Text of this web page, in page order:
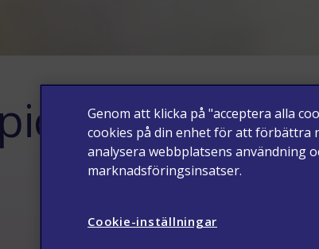
Se allt >
Genom att klicka på "acceptera alla
cookies på din enhet för att förbättra
analysera webbplatsens användning
marknadsföringsinsatser.
Cookie-inställningar